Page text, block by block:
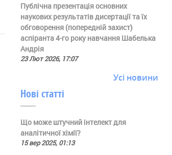
Публічна презентація основних
наукових результатів дисертації та їх
обговорення (попередній захист)
аспіранта 4-го року навчання Шабелька
Андрія
23 Лют 2026, 17:07
Усі новини
Нові статті
Що може штучний інтелект для
аналітичної хімії?
15 вер 2025, 01:13